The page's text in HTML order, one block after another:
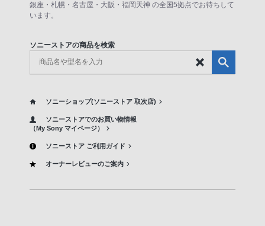
銀座・札幌・名古屋・大阪・福岡天神 の全国5拠点でお待ちして
います。
ソニーストアの商品を検索
ソニーショップ(ソニーストア 取次店)
ソニーストアでのお買い物情報
（My Sony マイページ）
ソニーストア ご利用ガイド
オーナーレビューのご案内